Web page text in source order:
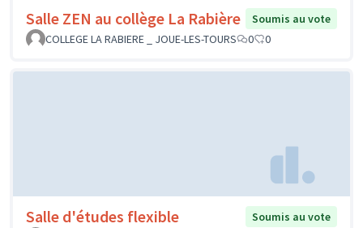
Salle ZEN au collège La Rabière
Soumis au vote
COLLEGE LA RABIERE _ JOUE-LES-TOURS
0 0
Salle d'études flexible
Soumis au vote